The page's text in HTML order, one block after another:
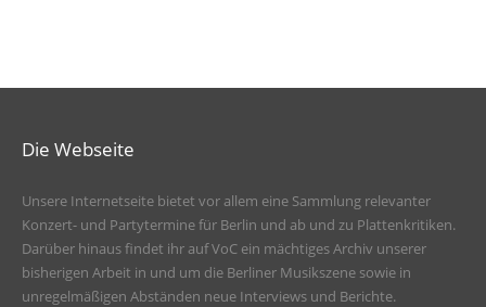
Die Webseite
Unsere Internetseite bietet vor allem eine Sammlung relevanter
Konzert- und Partytermine für Berlin und ab und zu Plattenkritiken.
Darüber hinaus findet ihr auf VoC ein mächtiges Archiv unserer
bisherigen Arbeit in und um die Berliner Musikszene sowie in
unregelmäßigen Abständen neue Interviews und Berichte.